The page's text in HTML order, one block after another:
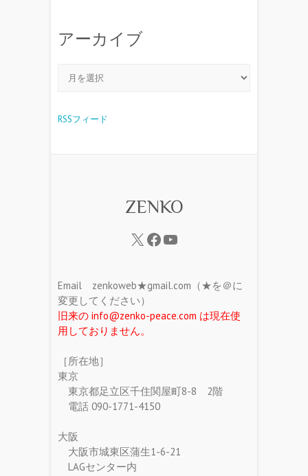
アーカイブ
RSSフィード
ZENKO
Email zenkoweb★gmail.com（★を＠に
変更してください）
旧来の info@zenko-peace.com は現在使
用しておりません。
［所在地］
東京
東京都足立区千住関屋町8-8 2階
電話 090-1771-4150
大阪
大阪市城東区蒲生1-6-21
LAGセンター内